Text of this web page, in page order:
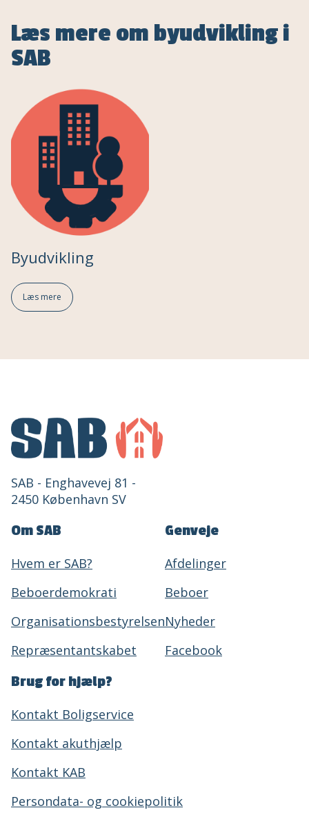
Læs mere om byudvikling i
SAB
Byudvikling
Læs mere
SAB - Enghavevej 81 -
2450 København SV
Om SAB
Hvem er SAB?
Beboerdemokrati
Organisationsbestyrelsen
Repræsentantskabet
Genveje
Afdelinger
Beboer
Nyheder
Facebook
Brug for hjælp?
Kontakt Boligservice
Kontakt akuthjælp
Kontakt KAB
Persondata- og cookiepolitik